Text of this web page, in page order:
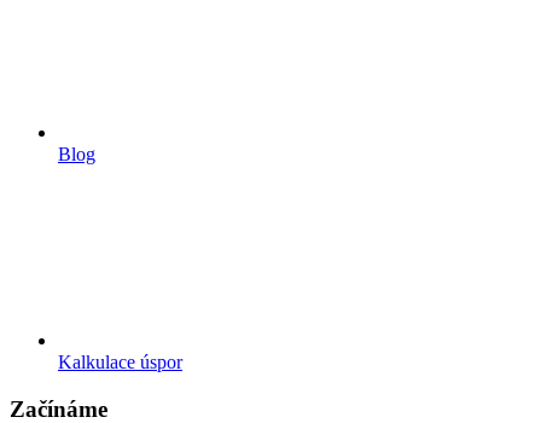
Blog
Kalkulace úspor
Začínáme